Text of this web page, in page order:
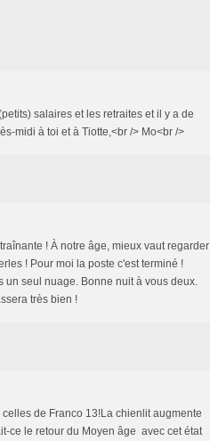
salaires et les retraites et il y a de
midi à toi et à Tiotte,<br /> Mo<br />
! À notre âge, mieux vaut regarder
! Pour moi la poste c'est terminé !
un seul nuage. Bonne nuit à vous deux.
très bien !
de Franco 13!La chienlit augmente
ce le retour du Moyen âge avec cet état